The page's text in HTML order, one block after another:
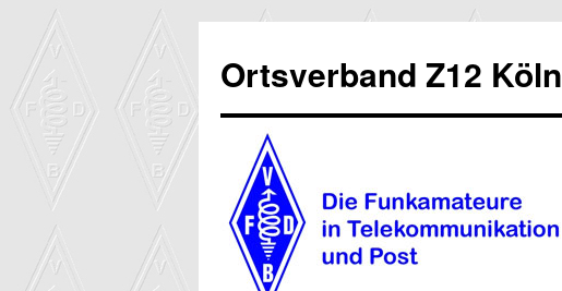
springen
Ortsverband Z12 Köln